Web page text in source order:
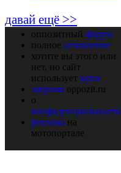
давай ещё >>
оппозитный форум
полное оглавление
хотите вы этого или
нет, но сайт
использует куки
закрома oppozit.ru
о
конфиденциальности
реклама на
мотопортале